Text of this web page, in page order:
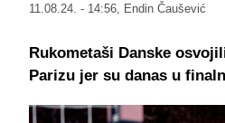
11.08.24. - 14:56, Endin Čaušević
Rukometaši Danske
Parizu jer su danas u